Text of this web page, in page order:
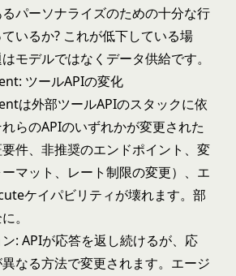
パーソナライズのための十分な行
いるか? これが低下している場
モデルではなくデータ供給です。
ツールAPIの変化
は外部ツールAPIのスタックに依
らのAPIのいずれかが変更された
件、非推奨のエンドポイント、変
マット、レート制限の変更）、エ
ケイパビリティが壊れます。部
。
: APIが応答を返し続けるが、応
なる方法で変更されます。エージ